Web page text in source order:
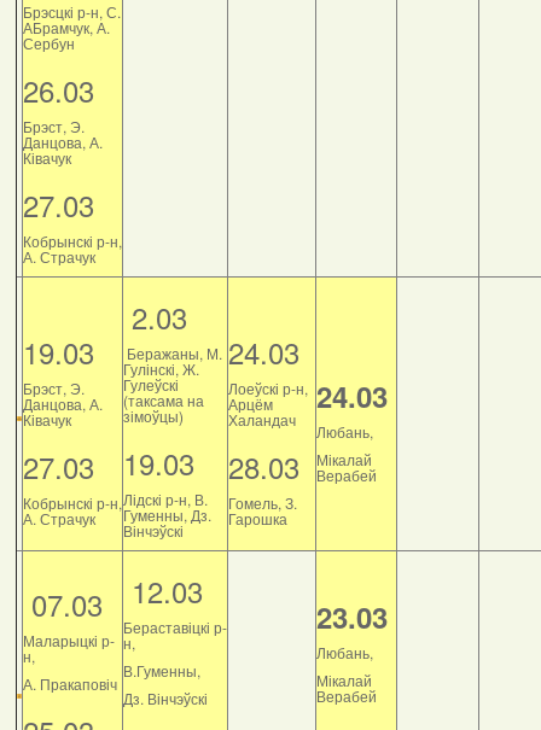
Брэсцкі р-н, С.
АБрамчук, А.
Сербун
26.03
Брэст, Э.
Данцова, А.
Ківачук
27.03
Кобрынскі р-н,
А. Страчук
19.03
Брэст, Э.
Данцова, А.
Ківачук
27.03
Кобрынскі р-н,
А. Страчук
2.03
Беражаны, М.
Гулінскі, Ж.
Гулеўскі
(таксама на
зімоўцы)
19.03
Лідскі р-н, В.
Гуменны, Дз.
Вінчэўскі
24.03
Лоеўскі р-н,
Арцём
Халандач
28.03
Гомель, З.
Гарошка
24.03
Любань,
Мікалай
Верабей
07.03
Маларыцкі р-
н,
А. Пракаповіч
12.03
Бераставіцкі р-
н,
В.Гуменны,
Дз. Вінчэўскі
23.03
Любань,
Мікалай
Верабей